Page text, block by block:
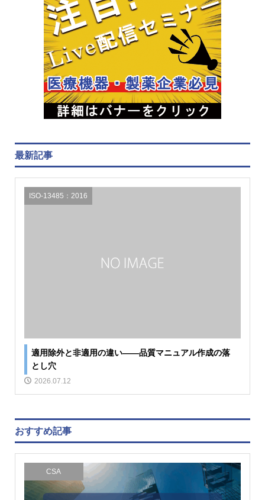
最新記事
ISO-13485：2016
適用除外と非適用の違い――品質マニュアル作成の落
とし穴
2026.07.12
おすすめ記事
CSA